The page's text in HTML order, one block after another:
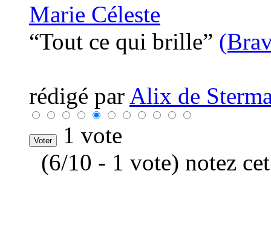
Marie Céleste
“Tout ce qui brille”
rédigé par Alix de
1 vote
(6/10 - 1 vote) notez